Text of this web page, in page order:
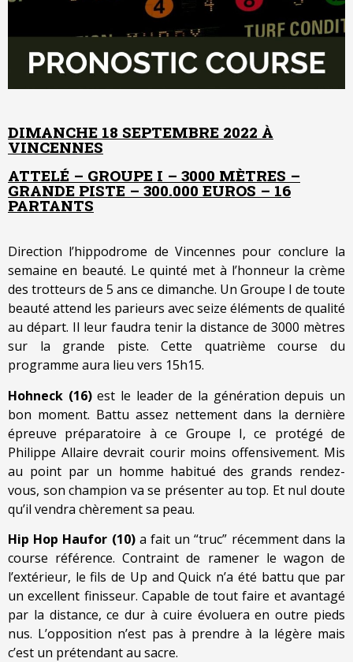
DIMANCHE 18 SEPTEMBRE 2022 À
VINCENNES
ATTELÉ – GROUPE I – 3000 MÈTRES –
GRANDE PISTE – 300.000 EUROS – 16
PARTANTS
Direction l’hippodrome de Vincennes pour conclure la
semaine en beauté. Le quinté met à l’honneur la crème
des trotteurs de 5 ans ce dimanche. Un Groupe I de toute
beauté attend les parieurs avec seize éléments de qualité
au départ. Il leur faudra tenir la distance de 3000 mètres
sur la grande piste. Cette quatrième course du
programme aura lieu vers 15h15.
Hohneck (16)est le leader de la génération depuis un
bon moment. Battu assez nettement dans la dernière
épreuve préparatoire à ce Groupe I, ce protégé de
Philippe Allaire devrait courir moins offensivement. Mis
au point par un homme habitué des grands rendez-
vous, son champion va se présenter au top. Et nul doute
qu’il vendra chèrement sa peau.
Hip Hop Haufor (10) a fait un “truc” récemment dans la
course référence. Contraint de ramener le wagon de
l’extérieur, le fils de Up and Quick n’a été battu que par
un excellent finisseur. Capable de tout faire et avantagé
par la distance, ce dur à cuire évoluera en outre pieds
nus. L’opposition n’est pas à prendre à la légère mais
c’est un prétendant au sacre.